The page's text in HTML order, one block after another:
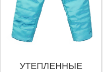
УТЕПЛЕННЫЕ